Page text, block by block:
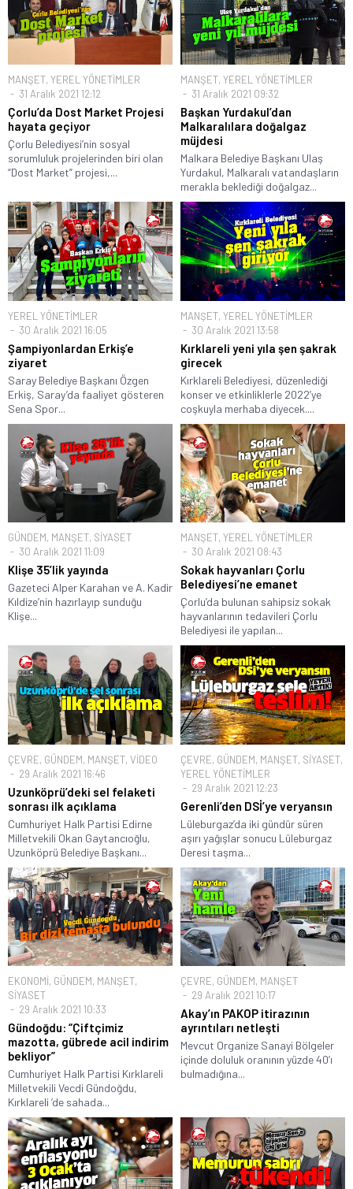
MANŞET, YEREL YÖNETİMLER
31 Aralık 2021 12:12
Çorlu’da Dost Market Projesi
hayata geçiyor
Çorlu Belediyesi’nin sosyal
sorumluluk projelerinden biri olan
“Dost Market” projesi,...
MANŞET, YEREL YÖNETİMLER
31 Aralık 2021 09:32
Başkan Yurdakul’dan
Malkaralılara doğalgaz
müjdesi
Malkara Belediye Başkanı Ulaş
Yurdakul, Malkaralı vatandaşların
merakla beklediği doğalgaz...
YEREL YÖNETİMLER
30 Aralık 2021 16:05
Şampiyonlardan Erkiş’e
ziyaret
Saray Belediye Başkanı Özgen
Erkiş, Saray’da faaliyet gösteren
Sena Spor...
MANŞET, YEREL YÖNETİMLER
30 Aralık 2021 13:58
Kırklareli yeni yıla şen şakrak
girecek
Kırklareli Belediyesi, düzenlediği
konser ve etkinliklerle 2022’ye
coşkuyla merhaba diyecek....
GÜNDEM, MANŞET, SİYASET
30 Aralık 2021 11:09
Klişe 35’lik yayında
Gazeteci Alper Karahan ve A. Kadir
Kıldize’nin hazırlayıp sunduğu
Klişe...
MANŞET, YEREL YÖNETİMLER
30 Aralık 2021 08:43
Sokak hayvanları Çorlu
Belediyesi’ne emanet
Çorlu’da bulunan sahipsiz sokak
hayvanlarının tedavileri Çorlu
Belediyesi ile yapılan...
ÇEVRE, GÜNDEM, MANŞET, VİDEO
29 Aralık 2021 16:46
Uzunköprü’deki sel felaketi
sonrası ilk açıklama
Cumhuriyet Halk Partisi Edirne
Milletvekili Okan Gaytancıoğlu,
Uzunköprü Belediye Başkanı...
ÇEVRE, GÜNDEM, MANŞET, SİYASET,
YEREL YÖNETİMLER
29 Aralık 2021 12:23
Gerenli’den DSİ’ye veryansın
Lüleburgaz’da iki gündür süren
aşırı yağışlar sonucu Lüleburgaz
Deresi taşma...
EKONOMİ, GÜNDEM, MANŞET,
SİYASET
29 Aralık 2021 10:33
Gündoğdu: “Çiftçimiz
mazotta, gübrede acil indirim
bekliyor”
Cumhuriyet Halk Partisi Kırklareli
Milletvekili Vecdi Gündoğdu,
Kırklareli ’de sahada...
ÇEVRE, GÜNDEM, MANŞET
29 Aralık 2021 10:17
Akay’ın PAKOP itirazının
ayrıntıları netleşti
Mevcut Organize Sanayi Bölgeler
içinde doluluk oranının yüzde 40’ı
bulmadığına...